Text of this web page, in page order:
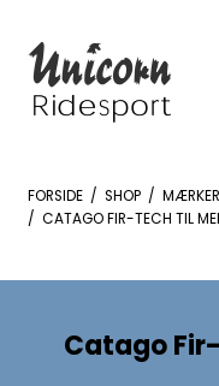
FORSIDE / SHOP / MÆRKER
/ CATAGO FIR-TECH TIL
Catago